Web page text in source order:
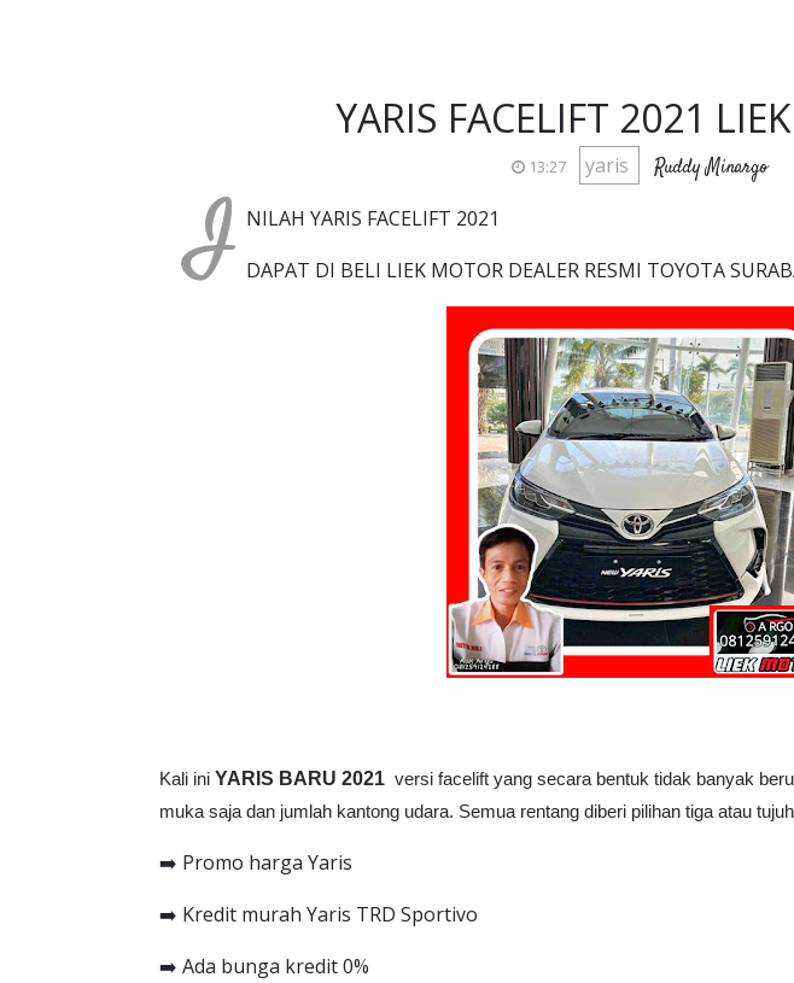
YARIS FACELIFT 2021
13:27 yaris Ruddy Minargo
I NILAH YARIS FACELIFT 2021
DAPAT DI BELI LIEK MOTOR DEALER RESMI TOYOTA
Kali ini YARIS BARU 2021 versi facelift yang secara bentuk tidak banyak
muka saja dan jumlah kantong udara. Semua rentang diberi pilihan tiga atau
➡️ Promo harga Yaris
➡️ Kredit murah Yaris TRD Sportivo
➡️ Ada bunga kredit 0%